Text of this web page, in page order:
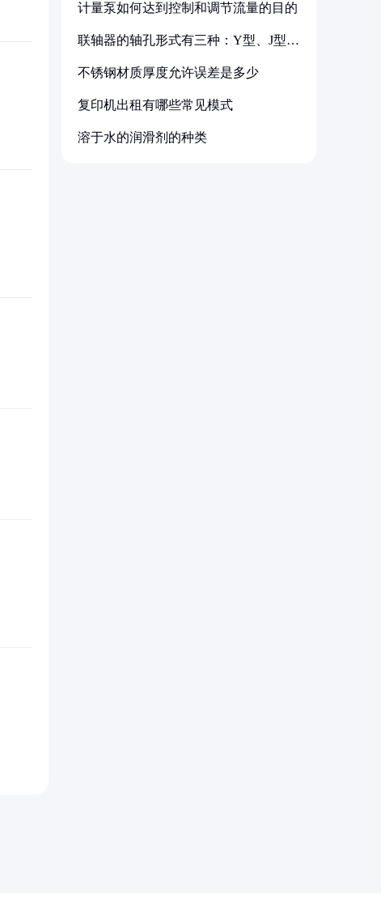
计量泵如何达到控制和调节流量的目的
联轴器的轴孔形式有三种：Y型、J型、
不锈钢材质厚度允许误差是多少
复印机出租有哪些常见模式
溶于水的润滑剂的种类